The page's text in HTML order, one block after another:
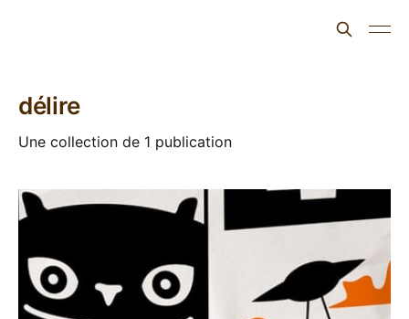
délire
Une collection de 1 publication